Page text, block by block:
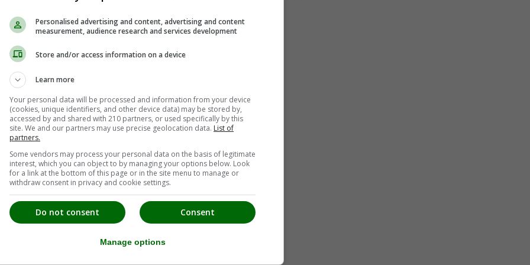
Kellerführung, Weinverkostung
Gästezimmmer-Weingut Lorenz
Personalised advertising and content, advertising and content
measurement, audience research and services development
Store and/or access information on a device
Learn more
Your personal data will be processed and information from your device
(cookies, unique identifiers, and other device data) may be stored by,
accessed by and shared with 210 partners, or used specifically by this
site. We and our partners may use precise geolocation data. List of
partners.
Some vendors may process your personal data on the basis of legitimate
interest, which you can object to by managing your options below. Look
for a link at the bottom of this page or in the site menu to manage or
withdraw consent in privacy and cookie settings.
Consent
Do not consent
Manage options